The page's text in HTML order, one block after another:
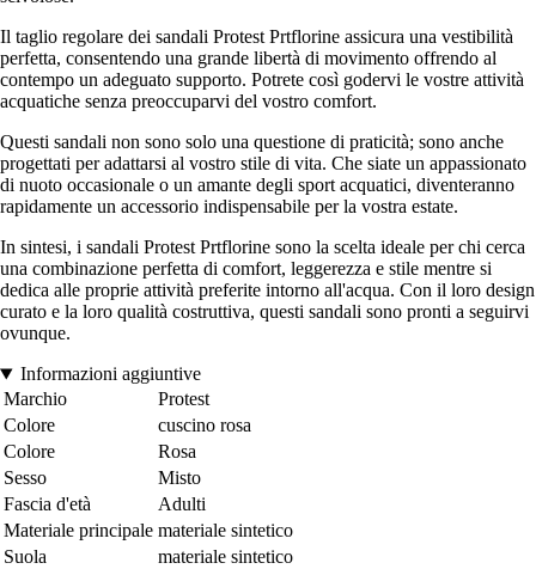
Il taglio regolare dei sandali Protest Prtflorine assicura una vestibilità
perfetta, consentendo una grande libertà di movimento offrendo al
contempo un adeguato supporto. Potrete così godervi le vostre attività
acquatiche senza preoccuparvi del vostro comfort.
Questi sandali non sono solo una questione di praticità; sono anche
progettati per adattarsi al vostro stile di vita. Che siate un appassionato
di nuoto occasionale o un amante degli sport acquatici, diventeranno
rapidamente un accessorio indispensabile per la vostra estate.
In sintesi, i sandali Protest Prtflorine sono la scelta ideale per chi cerca
una combinazione perfetta di comfort, leggerezza e stile mentre si
dedica alle proprie attività preferite intorno all'acqua. Con il loro design
curato e la loro qualità costruttiva, questi sandali sono pronti a seguirvi
ovunque.
Informazioni aggiuntive
Marchio
Protest
Colore
cuscino rosa
Colore
Rosa
Sesso
Misto
Fascia d'età
Adulti
Materiale principale materiale sintetico
Suola
materiale sintetico